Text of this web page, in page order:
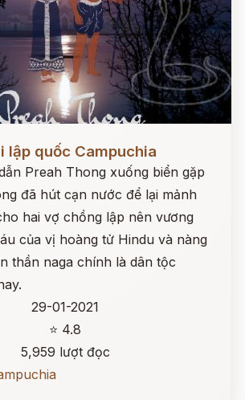
lập quốc Campuchia
Preah Thong xuống biển gặp
đã hút cạn nước để lại mảnh
hai vợ chồng lập nên vương
của vị hoàng tử Hindu và nàng
thần naga chính là dân tộc
29-01-2021
⭐ 4.8
5,959 lượt đọc